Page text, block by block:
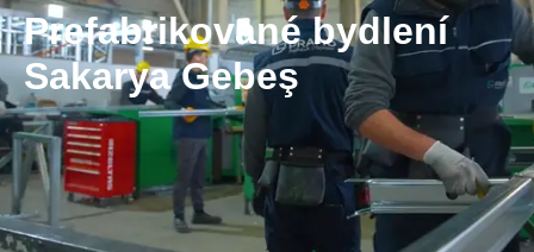
Prefabrikované bydlení
Sakarya Gebeş